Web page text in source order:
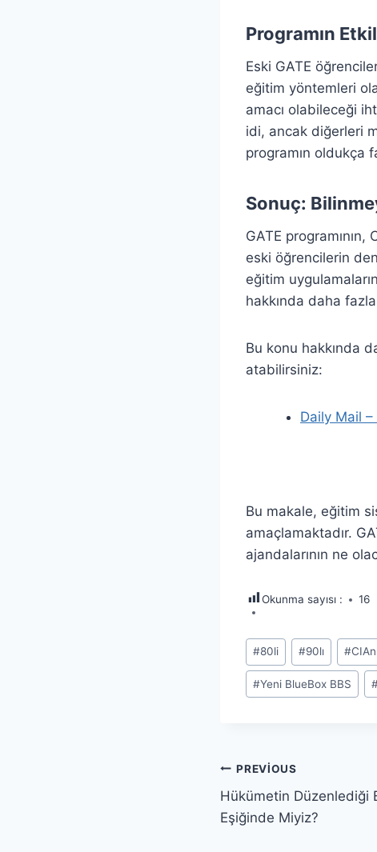
Programın
Eski GATE
eğitim yöntemleri
amacı olabileceği
idi, ancak diğerleri
programın oldukça
Sonuç:
GATE
eski öğrencilerin
eğitim
hakkında daha
Bu konu hakkında
atabilirsiniz:
Daily Mail –
Bu makale, eğitim
amaçlamaktadır.
ajandalarının ne
Okunma sayısı : 16
Post
Tags:
#80li #90lı #
#Yeni BlueBox BBS
Yazı
gezinmesi
PREVIOUS
Hükümetin Düzenlediği
Eşiğinde Miyiz?